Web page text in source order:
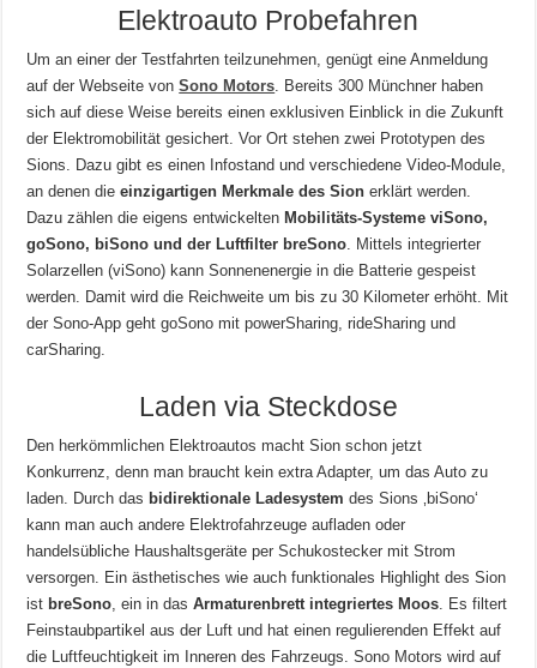
Elektroauto Probefahren
Um an einer der Testfahrten teilzunehmen, genügt eine Anmeldung
auf der Webseite vonSono Motors. Bereits 300 Münchner haben
sich auf diese Weise bereits einen exklusiven Einblick in die Zukunft
der Elektromobilität gesichert. Vor Ort stehen zwei Prototypen des
Sions. Dazu gibt es einen Infostand und verschiedene Video-Module,
an denen dieeinzigartigen Merkmale des Sion erklärt werden.
Dazu zählen die eigens entwickelten Mobilitäts-Systeme viSono,
goSono, biSono und der Luftfilter breSono. Mittels integrierter
Solarzellen (viSono) kann Sonnenenergie in die Batterie gespeist
werden. Damit wird die Reichweite um bis zu 30 Kilometer erhöht. Mit
der Sono-App geht goSono mit powerSharing, rideSharing und
carSharing.
Laden via Steckdose
Den herkömmlichen Elektroautos macht Sion schon jetzt
Konkurrenz, denn man braucht kein extra Adapter, um das Auto zu
laden. Durch das bidirektionale Ladesystem des Sions ‚biSono‘
kann man auch andere Elektrofahrzeuge aufladen oder
handelsübliche Haushaltsgeräte per Schukostecker mit Strom
versorgen. Ein ästhetisches wie auch funktionales Highlight des Sion
ist breSono, ein in dasArmaturenbrett integriertes Moos. Es filtert
Feinstaubpartikel aus der Luft und hat einen regulierenden Effekt auf
die Luftfeuchtigkeit im Inneren des Fahrzeugs. Sono Motors wird auf